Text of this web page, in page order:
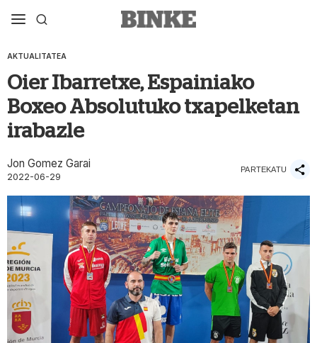
AKTUALITATEA
Oier Ibarretxe, Espainiako
Boxeo Absolutuko txapelketan
irabazle
Jon Gomez Garai
2022-06-29
PARTEKATU